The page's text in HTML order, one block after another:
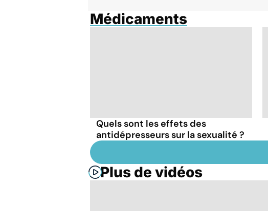
Médicaments
Quels sont les effets des
antidépresseurs sur la sexualité ?
Plus de vidéos